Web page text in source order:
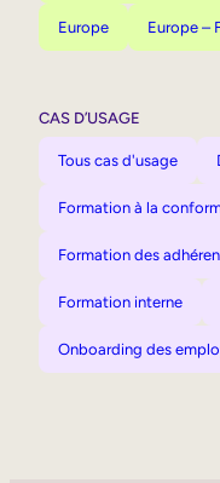
Europe Europe –
CAS D’USAGE
Tous cas d'usage
Formation à la
Formation des
Formation interne
Onboarding des